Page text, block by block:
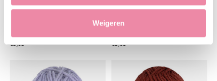
Weigeren
Scheepjes
Chocolate Bar
€3,95
Scheepjes
Scheepjes -313 Black Forest
€3,95